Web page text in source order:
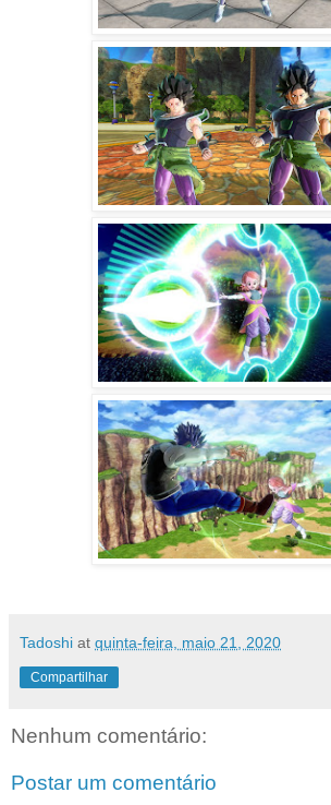
Tadoshi at quinta-feira, maio 21, 2020
Compartilhar
Nenhum comentário:
Postar um comentário